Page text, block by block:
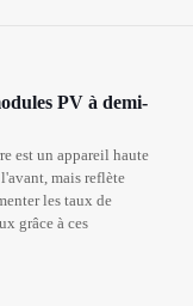
PV à demi-
est un appareil haute
mais reflète
les taux de
grâce à ces